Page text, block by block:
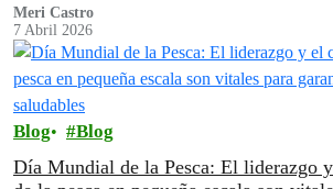
Meri Castro
7 Abril 2026
Blog Blog
Día Mundial de la Pesca: El liderazgo